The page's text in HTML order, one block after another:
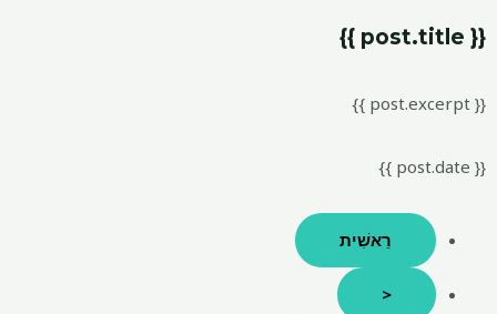
{{ post.title }}
{{ post.excerpt }}
{{ post.date }}
רֵאשִׁית
<